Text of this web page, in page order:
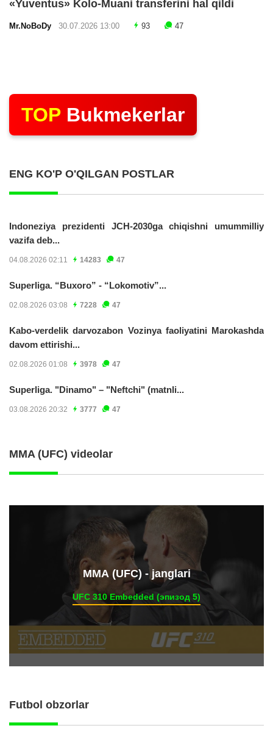
«Yuventus» Kolo-Muani transferini hal qildi
Mr.NoBoDy 30.07.2026 13:00 93 47
TOP Bukmekerlar
ENG KO'P O'QILGAN POSTLAR
Indoneziya prezidenti JCH-2030ga chiqishni umummilliy
vazifa deb...
04.08.2026 02:11 14283 47
Superliga. “Buxoro” - “Lokomotiv”...
02.08.2026 03:08 7228 47
Kabo-verdelik darvozabon Vozinya faoliyatini Marokashda
davom ettirishi...
02.08.2026 01:08 3978 47
Superliga. "Dinamo" – "Neftchi" (matnli...
03.08.2026 20:32 3777 47
MMA (UFC) videolar
ММА (UFC) - janglari
UFC 310 Embedded (эпизод 5)
Futbol obzorlar